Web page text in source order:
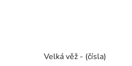
Velká věž - (čísla)